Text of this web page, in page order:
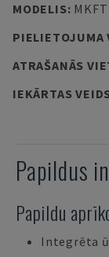
MODELIS:
PIELIETOJUMA
ATRAŠANĀS
IEKĀRTAS
Papildus
Papildu
Integrēta